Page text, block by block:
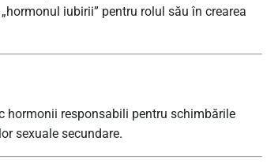
iubirii” pentru rolul său în crearea
hormonii responsabili pentru schimbările
sexuale secundare.